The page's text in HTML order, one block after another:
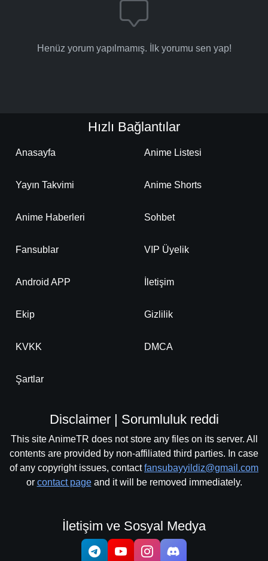
Henüz yorum yapılmamış. İlk yorumu sen yap!
Hızlı Bağlantılar
Anasayfa Anime Listesi
Yayın Takvimi Anime Shorts
Anime Haberleri Sohbet
Fansublar VIP Üyelik
Android APP İletişim
Ekip Gizlilik
KVKK DMCA
Şartlar
Disclaimer | Sorumluluk reddi
This site AnimeTR does not store any files on its server. All
contents are provided by non-affiliated third parties. In case
of any copyright issues, contactfansubayyildiz@gmail.com
or contact pageand it will be removed immediately.
İletişim ve Sosyal Medya